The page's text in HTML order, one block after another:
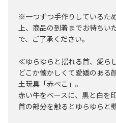
※一つずつ手作りしているた
上、商品の到着までお待ちい
で、ご了承ください。
≪ゆらゆらと揺れる首、愛ら
どこか懐かしくて愛嬌のある
土玩具「赤べこ」。
赤い牛をベースに、黒と白を
首の部分を触るとゆらゆらと